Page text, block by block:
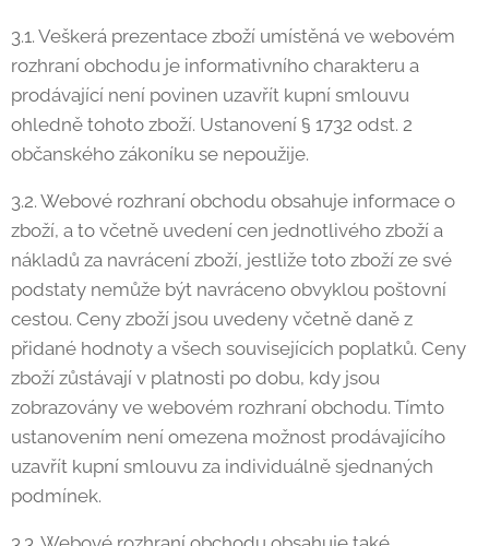
3.1. Veškerá prezentace zboží umístěná ve webovém
rozhraní obchodu je informativního charakteru a
prodávající není povinen uzavřít kupní smlouvu
ohledně tohoto zboží. Ustanovení § 1732 odst. 2
občanského zákoníku se nepoužije.
3.2. Webové rozhraní obchodu obsahuje informace o
zboží, a to včetně uvedení cen jednotlivého zboží a
nákladů za navrácení zboží, jestliže toto zboží ze své
podstaty nemůže být navráceno obvyklou poštovní
cestou. Ceny zboží jsou uvedeny včetně daně z
přidané hodnoty a všech souvisejících poplatků. Ceny
zboží zůstávají v platnosti po dobu, kdy jsou
zobrazovány ve webovém rozhraní obchodu. Tímto
ustanovením není omezena možnost prodávajícího
uzavřít kupní smlouvu za individuálně sjednaných
podmínek.